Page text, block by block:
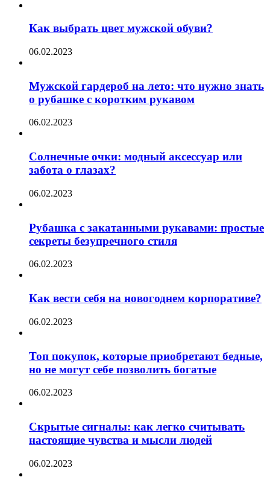
Как выбрать цвет мужской обуви?
06.02.2023
Мужской гардероб на лето: что нужно знать
о рубашке с коротким рукавом
06.02.2023
Солнечные очки: модный аксессуар или
забота о глазах?
06.02.2023
Рубашка с закатанными рукавами: простые
секреты безупречного стиля
06.02.2023
Как вести себя на новогоднем корпоративе?
06.02.2023
Топ покупок, которые приобретают бедные,
но не могут себе позволить богатые
06.02.2023
Скрытые сигналы: как легко считывать
настоящие чувства и мысли людей
06.02.2023